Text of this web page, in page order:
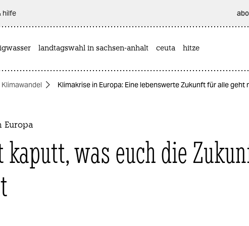
hilfe abo
landtagswahl in sachsen-anhalt ceuta hitze
Klimawandel Klimakrise in Europa: Eine lebenswerte Zukunft für alle geht
Europa
kaputt, was euch die